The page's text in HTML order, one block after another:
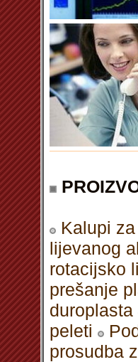
Kalupi
lijevanog
rotacijsko
prešanje
duroplasta
peleti
prosudba